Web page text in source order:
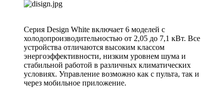
Серия Design White включает 6 моделей с
холодопроизводительностью от 2,05 до 7,1 кВт. Все
устройства отличаются высоким классом
энергоэффективности, низким уровнем шума и
стабильной работой в различных климатических
условиях. Управление возможно как с пульта, так и
через мобильное приложение.